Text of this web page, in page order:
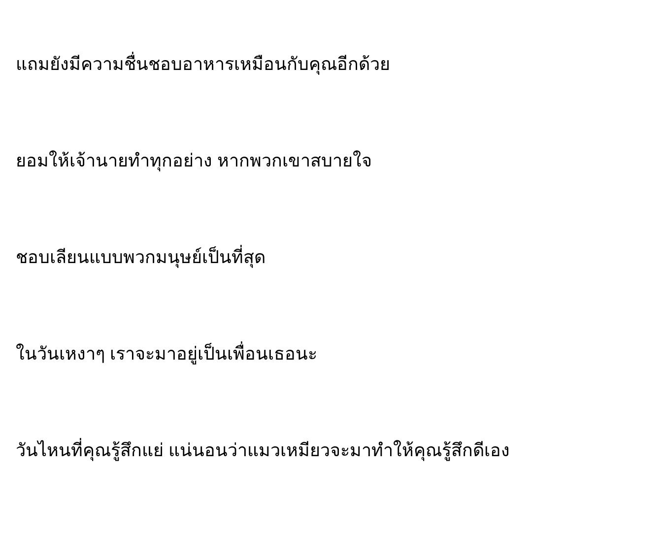
แถมยังมีความชื่นชอบอาหารเหมือนกับคุณอีกด้วย
ยอมให้เจ้านายทำทุกอย่าง หากพวกเขาสบายใจ
ชอบเลียนแบบพวกมนุษย์เป็นที่สุด
ในวันเหงาๆ เราจะมาอยู่เป็นเพื่อนเธอนะ
วันไหนที่คุณรู้สึกแย่ แน่นอนว่าแมวเหมียวจะมาทำให้คุณรู้สึกดีเอง